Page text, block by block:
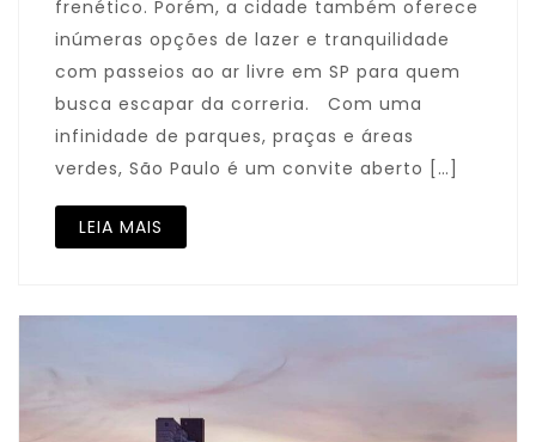
frenético. Porém, a cidade também oferece
inúmeras opções de lazer e tranquilidade
com passeios ao ar livre em SP para quem
busca escapar da correria. Com uma
infinidade de parques, praças e áreas
verdes, São Paulo é um convite aberto […]
LEIA MAIS